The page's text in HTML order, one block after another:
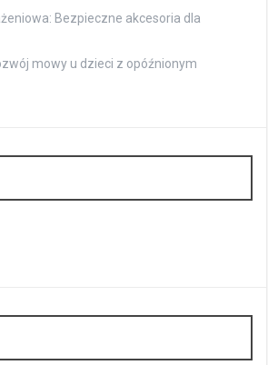
Bezpieczne akcesoria dla
mowy u dzieci z opóźnionym